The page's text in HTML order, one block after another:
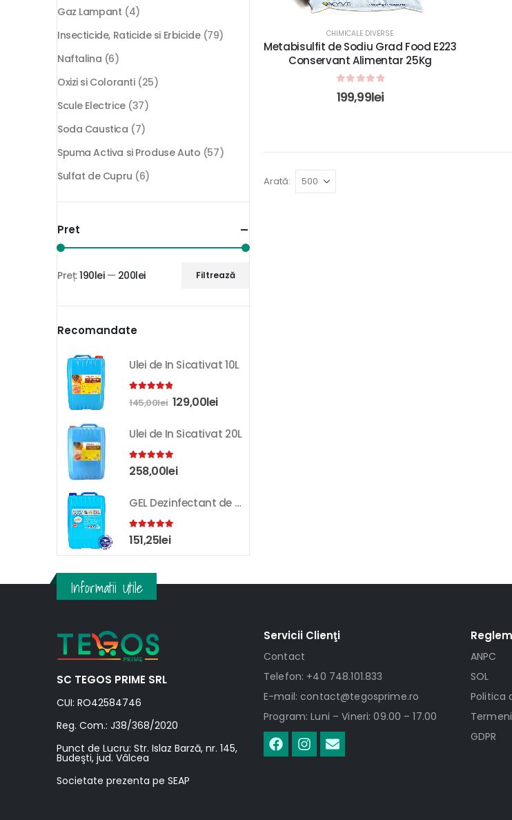
CHIMICALE DIVERSE
Metabisulfit de Sodiu Grad Food E223
Conservant Alimentar 25Kg
out of 5
199,99lei
Arată:
Gaz Lampant (4)
Insecticide, Raticide si Erbicide (79)
Naftalina (6)
Oxizi si Coloranti (25)
Scule Electrice (37)
Soda Caustica (7)
Spuma Activa si Produse Auto (57)
Sulfat de Cupru (6)
Pret
Filtrează
Preț:190lei— 200lei
Recomandate
Ulei de In Sicativat 10L
out of 5
145,00lei 129,00lei
Ulei de In Sicativat 20L
5.00out of 5
258,00lei
GEL Dezinfectant de Maini K-SEPT 10L
5.00out of 5
151,25lei
Informatii Utile
SC TEGOS PRIME SRL
CUI: RO42584746
Reg. Com.: J38/368/2020
Punct de Lucru: Str. Islaz Barză, nr. 145,
Budeşti, jud. Vâlcea
Societate prezenta pe SEAP
Servicii Clienţi
Contact
Telefon: +40 748.101.833
E-mail: contact@tegosprime.ro
Program: Luni – Vineri: 09.00 – 17.00
ANPC
SOL
Politica
GDPR